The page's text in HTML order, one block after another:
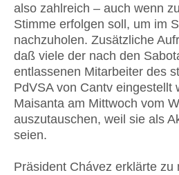
also zahlreich – auch wenn
Stimme erfolgen soll, um im
nachzuholen. Zusätzliche
daß viele der nach den
entlassenen Mitarbeiter des
PdVSA von Cantv eingestellt
Maisanta am Mittwoch vom
auszutauschen, weil sie als
seien.
Präsident Chávez erklärte